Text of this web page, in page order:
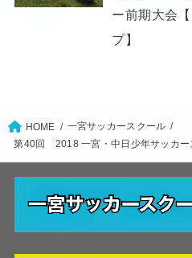
ー前期大会
プ】
HOME
一宮サッカースクール
第40回 2018 一宮・中日少年サッカ